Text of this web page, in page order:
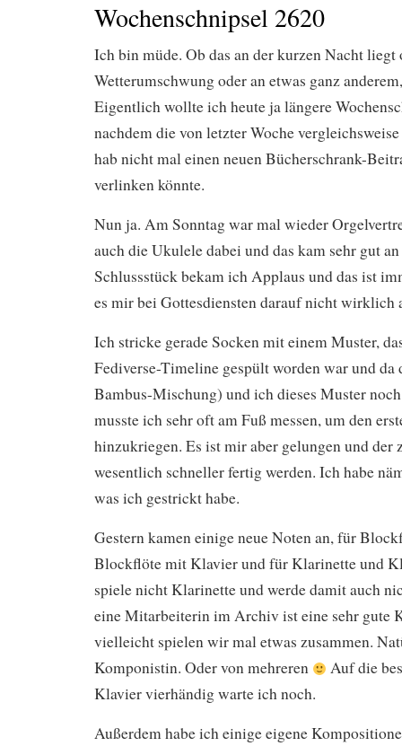
Wochenschnipsel 2620
Ich bin müde. Ob das an der kurzen Nacht liegt
Wetterumschwung oder an etwas ganz
Eigentlich wollte ich heute ja längere
nachdem die von letzter Woche
hab nicht mal einen neuen Bücherschrank-
verlinken könnte.
Nun ja. Am Sonntag war mal wieder
auch die Ukulele dabei und das kam sehr gut
Schlussstück bekam ich Applaus und das ist
es mir bei Gottesdiensten darauf nicht wirklich
Ich stricke gerade Socken mit einem Muster,
Fediverse-Timeline gespült worden war und da
Bambus-Mischung) und ich dieses Muster
musste ich sehr oft am Fuß messen, um den
hinzukriegen. Es ist mir aber gelungen und der
wesentlich schneller fertig werden. Ich habe
was ich gestrickt habe.
Gestern kamen einige neue Noten an, für
Blockflöte mit Klavier und für Klarinette und
spiele nicht Klarinette und werde damit auch
eine Mitarbeiterin im Archiv ist eine sehr gute
vielleicht spielen wir mal etwas zusammen.
Komponistin. Oder von mehreren
Auf die
Klavier vierhändig warte ich noch.
Außerdem habe ich einige eigene